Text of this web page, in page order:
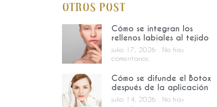
Otros Post
Cómo se integran los
rellenos labiales al tejido
julio 17, 2026
No hay
comentarios
Cómo se difunde el Botox
después de la aplicación
julio 14, 2026
No hay